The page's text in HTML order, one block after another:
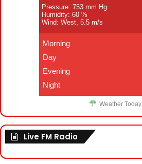
Pressure: 753 mm Hg
Humidity: 60 %
Wind: West, 5.5 m/s
Morning
Day
Evening
Night
Weather Today
Live FM Radio